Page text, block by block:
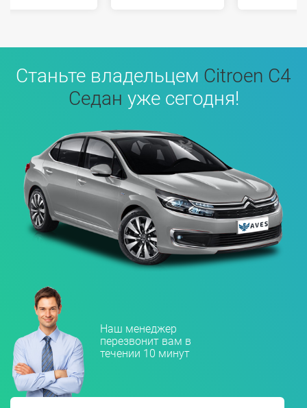
Станьте владельцем Citroen C4
Седан уже сегодня!
Наш менеджер
перезвонит вам в
течении 10 минут